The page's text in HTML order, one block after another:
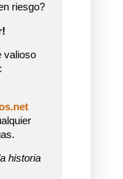
riesgo?
valioso
historia